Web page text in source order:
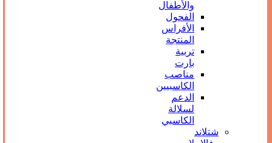
والأطفال
الفحول
الأفراس
المنتجة
تربیة
بارت
مناصب
الكاسبيين
الدعم
لسلالة
الكاسبي
شتلاند